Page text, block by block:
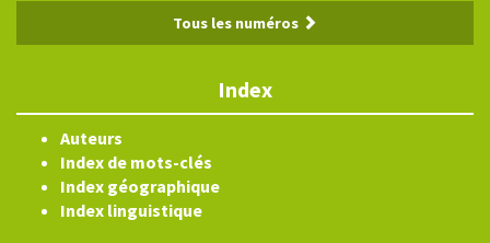
Tous les numéros
Index
Auteurs
Index de mots-clés
Index géographique
Index linguistique